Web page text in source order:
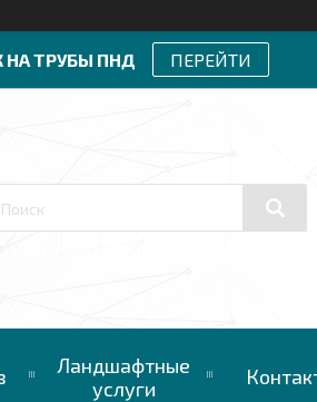
НА ТРУБЫ ПНД ПЕРЕЙТИ
Ландшафтные
услуги